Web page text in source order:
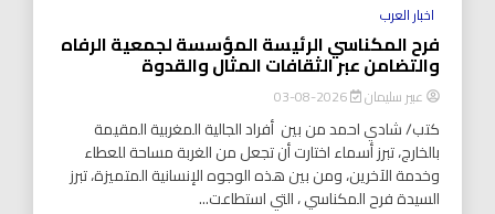
اخبار العرب
فرح المكناسي الرئيسة المؤسسة لجمعية الرفاه
والتضامن عبر الثقافات المثال والقدوة
عبير سليمان 2026-08-03
كتب/ شادي احمد من بين أفراد الجالية المغربية المقيمة
بالخارج، تبرز أسماء اختارت أن تجعل من الغربة مساحة للعطاء
وخدمة الآخرين، ومن بين هذه الوجوه الإنسانية المتميزة، تبرز
السيدة فرح المكناسي ، التي استطاعت...